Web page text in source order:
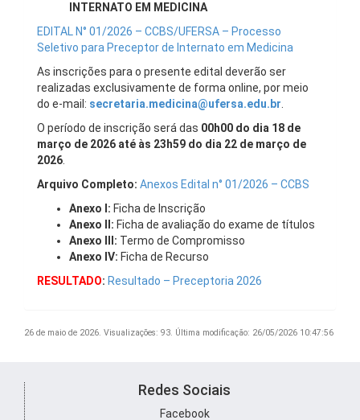
INTERNATO EM MEDICINA
EDITAL N° 01/2026 – CCBS/UFERSA – Processo
Seletivo para Preceptor de Internato em Medicina
As inscrições para o presente edital deverão ser
realizadas exclusivamente de forma online, por meio
do e-mail: secretaria.medicina@ufersa.edu.br
O período de inscrição será das 00h00 do dia 18 de
março de 2026 até às 23h59 do dia 22 de março de
2026
Arquivo Completo: Anexos Edital n° 01/2026 – CCBS
Anexo I: Ficha de Inscrição
Anexo II: Ficha de avaliação do exame de títulos
Anexo III: Termo de Compromisso
Anexo IV: Ficha de Recurso
RESULTADO: Resultado – Preceptoria 2026
26 de maio de 2026. Visualizações: 93. Última modificação: 26/05/2026 10:47:56
Redes Sociais
Facebook